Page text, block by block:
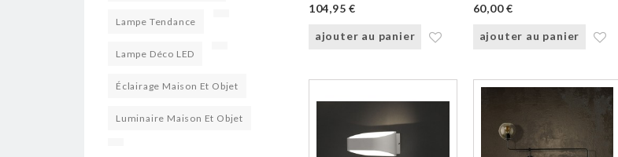
Lampe Tendance
Lampe Déco LED
Éclairage Maison Et Objet
Luminaire Maison Et Objet
104,95 €
ajouter au panier
60,00 €
ajouter au panier